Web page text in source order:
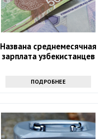
Названа среднемесячная
зарплата узбекистанцев
ПОДРОБНЕЕ